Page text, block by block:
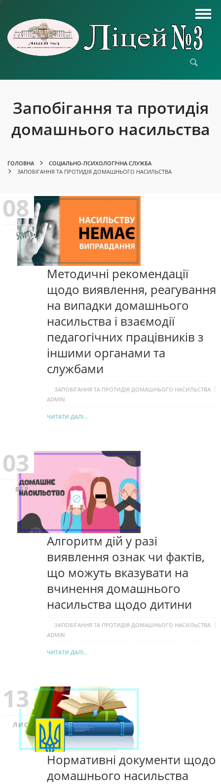
Запобігання та протидія
домашнього насильства
ГОЛОВНА
СОЦІАЛЬНО-ПСИХОЛОГІЧНА СЛУЖБА
ЗАПОБІГАННЯ ТА ПРОТИДІЯ ДОМАШНЬОГО НАСИЛЬСТВА
08
СІЧ
Методичні рекомендації
щодо виявлення, реагування
на випадки домашнього
насильства і взаємодії
педагогічних працівників з
іншими органами та
службами
ЗАПОБІГАННЯ ТА ПРОТИДІЯ ДОМАШНЬОГО НАСИЛЬСТВА
ADMIN
ЧИТАТИ ДАЛІ...
03
ВЕР
Алгоритм дій у разі
виявлення ознак чи фактів,
що можуть вказувати на
вчинення домашнього
насильства щодо дитини
ЗАПОБІГАННЯ ТА ПРОТИДІЯ ДОМАШНЬОГО НАСИЛЬСТВА
ADMIN
ЧИТАТИ ДАЛІ...
13
ЛИС
Нормативні документи щодо
домашнього насильства